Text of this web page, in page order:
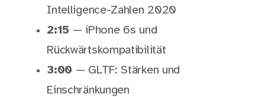
Intelligence-Zahlen 2020
2:15 — iPhone 6s und
Rückwärtskompatibilität
3:00 — GLTF: Stärken und
Einschränkungen